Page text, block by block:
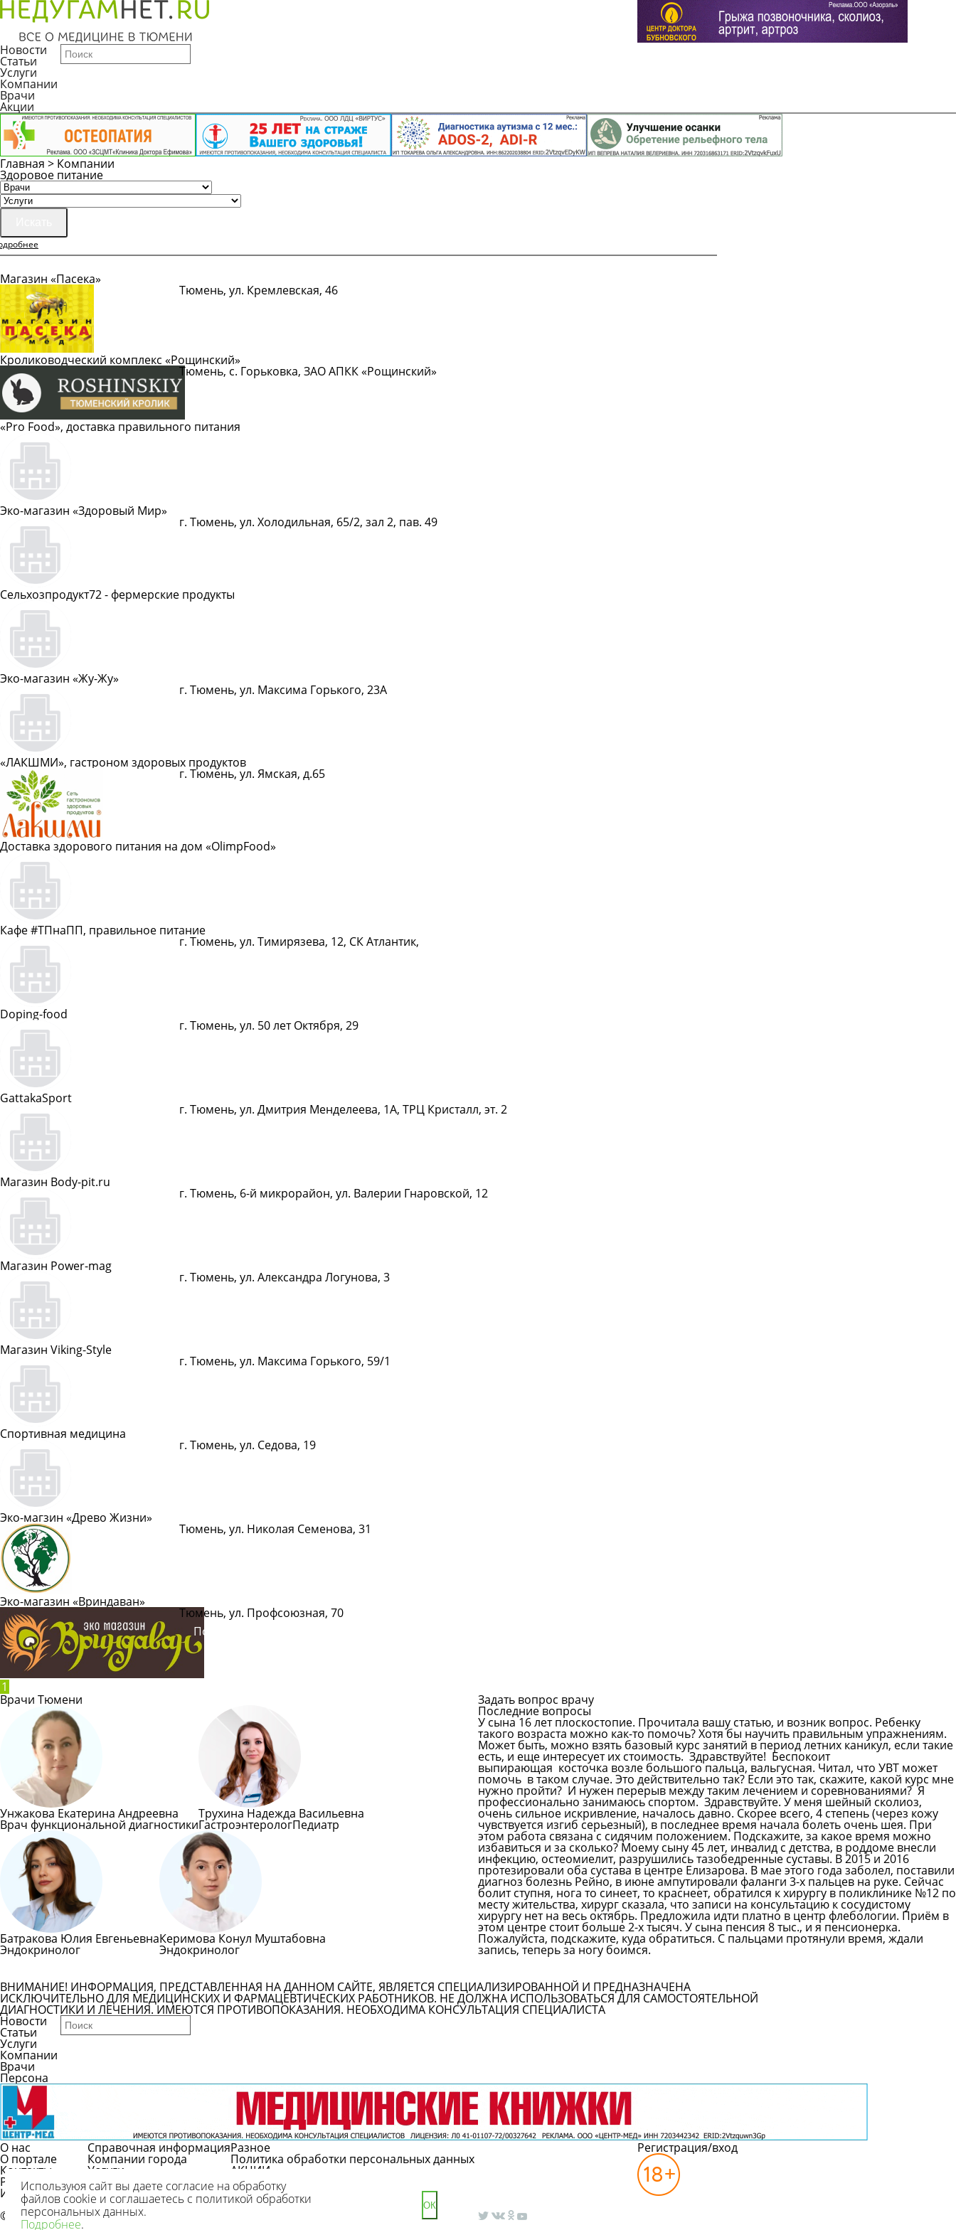
Новости
Статьи
Услуги
Компании
Врачи
Акции
Главная > Компании
Здоровое питание
Магазин «Пасека»
Тюмень, ул. Кремлевская, 46
Кролиководческий комплекс «Рощинский»
Тюмень, с. Горьковка, ЗАО АПКК «Рощинский»
«Pro Food», доставка правильного питания
Эко-магазин «Здоровый Мир»
г. Тюмень, ул. Холодильная, 65/2, зал 2, пав. 49
Сельхозпродукт72 - фермерские продукты
Эко-магазин «Жу-Жу»
г. Тюмень, ул. Максима Горького, 23А
«ЛАКШМИ», гастроном здоровых продуктов
г. Тюмень, ул. Ямская, д.65
Доставка здорового питания на дом «OlimpFood»
Кафе #ТПнаПП, правильное питание
г. Тюмень, ул. Тимирязева, 12, СК Атлантик,
Doping-food
г. Тюмень, ул. 50 лет Октября, 29
GattakaSport
г. Тюмень, ул. Дмитрия Менделеева, 1А, ТРЦ Кристалл, эт. 2
Магазин Body-pit.ru
г. Тюмень, 6-й микрорайон, ул. Валерии Гнаровской, 12
Магазин Power-mag
г. Тюмень, ул. Александра Логунова, 3
Магазин Viking-Style
г. Тюмень, ул. Максима Горького, 59/1
Спортивная медицина
г. Тюмень, ул. Седова, 19
Эко-магзин «Древо Жизни»
Тюмень, ул. Николая Семенова, 31
Эко-магазин «Вриндаван»
Тюмень, ул. Профсоюзная, 70
Показать телефон
1
Врачи Тюмени
Унжакова Екатерина Андреевна
Врач функциональной диагностики
Трухина Надежда Васильевна
ГастроэнтерологПедиатр
Батракова Юлия Евгеньевна
Эндокринолог
Керимова Конул Муштабовна
Эндокринолог
Задать вопрос врачу
Последние вопросы
У сына 16 лет плоскостопие. Прочитала вашу статью, и возник вопрос. Ребенку
такого возраста можно как-то помочь? Хотя бы научить правильным упражнениям.
Может быть, можно взять базовый курс занятий в период летних каникул, если такие
есть, и еще интересует их стоимость.Здравствуйте! Беспокоит
выпирающая косточка возле большого пальца, вальгусная. Читал, что УВТ может
помочь в таком случае. Это действительно так? Если это так, скажите, какой курс мне
нужно пройти? И нужен перерыв между таким лечением и соревнованиями? Я
профессионально занимаюсь спортом.Здравствуйте. У меня шейный сколиоз,
очень сильное искривление, началось давно. Скорее всего, 4 степень (через кожу
чувствуется изгиб серьезный), в последнее время начала болеть очень шея. При
этом работа связана с сидячим положением. Подскажите, за какое время можно
избавиться и за сколько?Моему сыну 45 лет, инвалид с детства, в роддоме внесли
инфекцию, остеомиелит, разрушились тазобедренные суставы. В 2015 и 2016
протезировали оба сустава в центре Елизарова. В мае этого года заболел, поставили
диагноз болезнь Рейно, в июне ампутировали фаланги 3-х пальцев на руке. Сейчас
болит ступня, нога то синеет, то краснеет, обратился к хирургу в поликлинике №12 по
месту жительства, хирург сказала, что записи на консультацию к сосудистому
хирургу нет на весь октябрь. Предложила идти платно в центр флебологии. Приём в
этом центре стоит больше 2-х тысяч. У сына пенсия 8 тыс., и я пенсионерка.
Пожалуйста, подскажите, куда обратиться. С пальцами протянули время, ждали
запись, теперь за ногу боимся.
ВНИМАНИЕ! ИНФОРМАЦИЯ, ПРЕДСТАВЛЕННАЯ НА ДАННОМ САЙТЕ, ЯВЛЯЕТСЯ СПЕЦИАЛИЗИРОВАННОЙ И ПРЕДНАЗНАЧЕНА
ИСКЛЮЧИТЕЛЬНО ДЛЯ МЕДИЦИНСКИХ И ФАРМАЦЕВТИЧЕСКИХ РАБОТНИКОВ. НЕ ДОЛЖНА ИСПОЛЬЗОВАТЬСЯ ДЛЯ САМОСТОЯТЕЛЬНОЙ
ДИАГНОСТИКИ И ЛЕЧЕНИЯ. ИМЕЮТСЯ ПРОТИВОПОКАЗАНИЯ. НЕОБХОДИМА КОНСУЛЬТАЦИЯ СПЕЦИАЛИСТА
Новости
Статьи
Услуги
Компании
Врачи
Персона
О нас
О портале
Контакты
Реклама
Использование
Справочная информация
Компании города
Услуги
Врачи
Справочник болезней
Вопрос/ответ
Разное
Политика обработки персональных данных
АКЦИИ
Регистрация/вход
© 2009-2026 г.
Используюя сайт вы даете согласие на обработку
файлов cookie и соглашаетесь с политикой обработки
персональных данных.
Подробнее.
ОК